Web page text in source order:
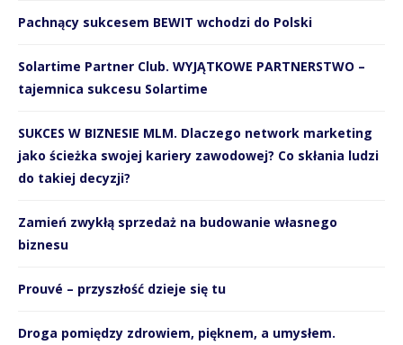
Pachnący sukcesem BEWIT wchodzi do Polski
Solartime Partner Club. WYJĄTKOWE PARTNERSTWO –
tajemnica sukcesu Solartime
SUKCES W BIZNESIE MLM. Dlaczego network marketing
jako ścieżka swojej kariery zawodowej? Co skłania ludzi
do takiej decyzji?
Zamień zwykłą sprzedaż na budowanie własnego
biznesu
Prouvé – przyszłość dzieje się tu
Droga pomiędzy zdrowiem, pięknem, a umysłem.